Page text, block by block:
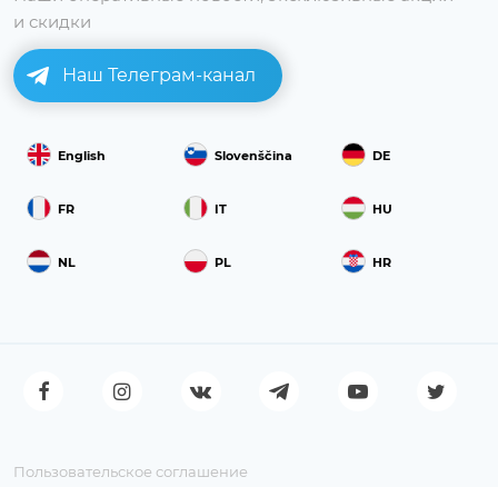
и скидки
Наш Телеграм-канал
English Slovenščina DE
FR IT HU
NL PL HR
Пользовательское соглашение